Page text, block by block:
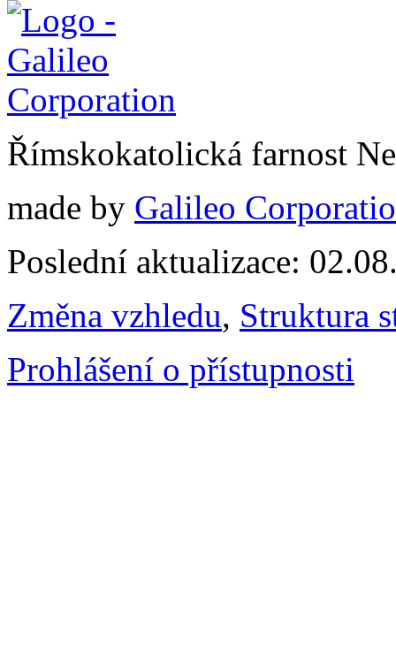
Římskokatolická farnost
made by Galileo
Poslední aktualizace:
Změna vzhledu, Struktura
Prohlášení o přístupnosti